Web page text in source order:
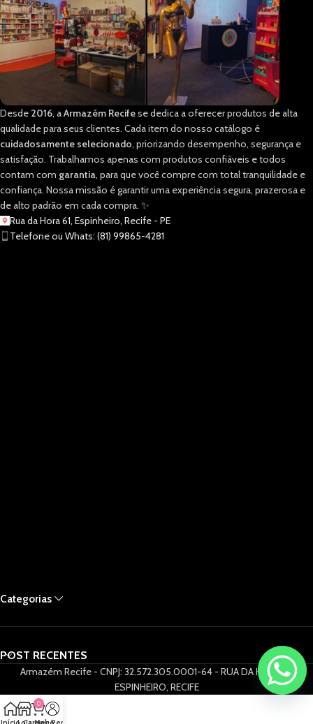
Desde 2016, aArmazém Recifese dedica a oferecer produtos de alta
qualidade para seus clientes. Cada item do nosso catálogo é
cuidadosamente selecionado, priorizando desempenho, segurança e
satisfação. Trabalhamos apenas com produtos confiáveis e todos
contam com garantia, para que você compre com total tranquilidade e
confiança. Nossa missão é garantir uma experiência segura, prazerosa e
de alto padrão em cada compra. ✨
Rua da Hora 61, Espinheiro, Recife - PE
Telefone ou Whats: (81) 99865-4281
Categorias
POST RECENTES
Armazém Recife - CNPJ: 32.572.305.0001-64 - RUA DA HORA 61,
ESPINHEIRO, RECIFE
0